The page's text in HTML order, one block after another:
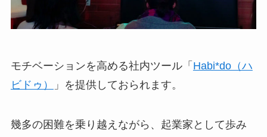
モチベーションを高める社内ツール「 Habi*do（ハ
ビドゥ）
」を提供しておられます。
幾多の困難を乗り越えながら、起業家として歩み